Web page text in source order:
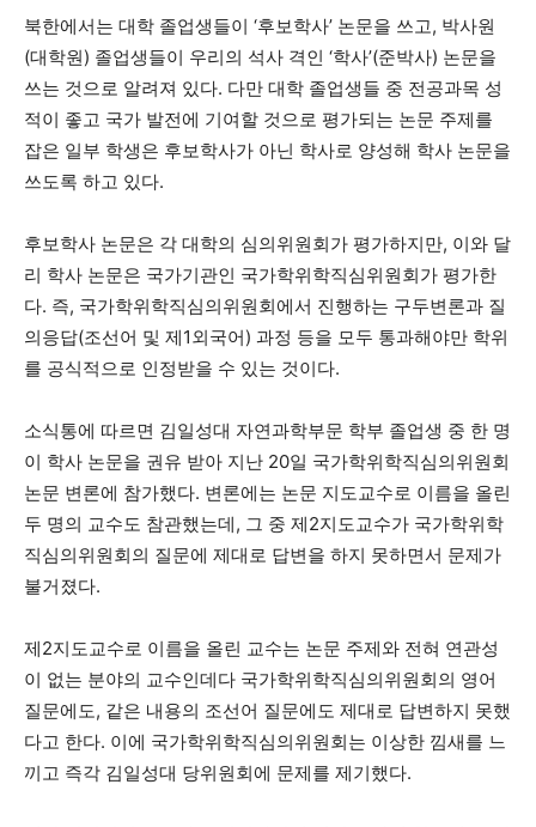
북한에서는 대학 졸업생들이 ‘후보학사’ 논문을 쓰고, 박사원
(대학원) 졸업생들이 우리의 석사 격인 ‘학사’(준박사) 논문을
쓰는 것으로 알려져 있다. 다만 대학 졸업생들 중 전공과목 성
적이 좋고 국가 발전에 기여할 것으로 평가되는 논문 주제를
잡은 일부 학생은 후보학사가 아닌 학사로 양성해 학사 논문을
쓰도록 하고 있다.
후보학사 논문은 각 대학의 심의위원회가 평가하지만, 이와 달
리 학사 논문은 국가기관인 국가학위학직심위원회가 평가한
다. 즉, 국가학위학직심의위원회에서 진행하는 구두변론과 질
의응답(조선어 및 제1외국어) 과정 등을 모두 통과해야만 학위
를 공식적으로 인정받을 수 있는 것이다.
소식통에 따르면 김일성대 자연과학부문 학부 졸업생 중 한 명
이 학사 논문을 권유 받아 지난 20일 국가학위학직심의위원회
논문 변론에 참가했다. 변론에는 논문 지도교수로 이름을 올린
두 명의 교수도 참관했는데, 그 중 제2지도교수가 국가학위학
직심의위원회의 질문에 제대로 답변을 하지 못하면서 문제가
불거졌다.
제2지도교수로 이름을 올린 교수는 논문 주제와 전혀 연관성
이 없는 분야의 교수인데다 국가학위학직심의위원회의 영어
질문에도, 같은 내용의 조선어 질문에도 제대로 답변하지 못했
다고 한다. 이에 국가학위학직심의위원회는 이상한 낌새를 느
끼고 즉각 김일성대 당위원회에 문제를 제기했다.